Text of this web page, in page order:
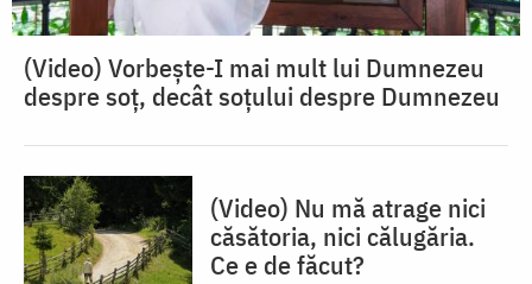
(Video) Vorbește-I mai mult lui Dumnezeu
despre soț, decât soțului despre Dumnezeu
(Video) Nu mă atrage nici
căsătoria, nici călugăria.
Ce e de făcut?